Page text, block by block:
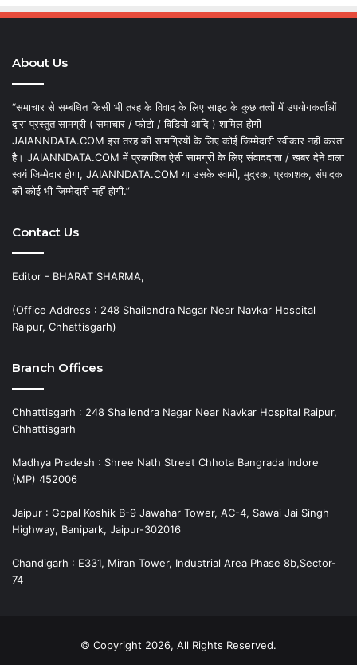
About Us
“समाचार से सम्बंधित किसी भी तरह के विवाद के लिए साइट के कुछ तत्वों में उपयोगकर्ताओं
द्वारा प्रस्तुत सामग्री ( समाचार / फोटो / विडियो आदि ) शामिल होगी
JAIANNDATA.COM इस तरह की सामग्रियों के लिए कोई जिम्मेदारी स्वीकार नहीं करता
है। JAIANNDATA.COM में प्रकाशित ऐसी सामग्री के लिए संवाददाता / खबर देने वाला
स्वयं जिम्मेदार होगा, JAIANNDATA.COM या उसके स्वामी, मुद्रक, प्रकाशक, संपादक
की कोई भी जिम्मेदारी नहीं होगी.”
Contact Us
Editor - BHARAT SHARMA,
(Office Address : 248 Shailendra Nagar Near Navkar Hospital
Raipur, Chhattisgarh)
Branch Offices
Chhattisgarh : 248 Shailendra Nagar Near Navkar Hospital Raipur,
Chhattisgarh
Madhya Pradesh : Shree Nath Street Chhota Bangrada Indore
(MP) 452006
Jaipur : Gopal Koshik B-9 Jawahar Tower, AC-4, Sawai Jai Singh
Highway, Banipark, Jaipur-302016
Chandigarh : E331, Miran Tower, Industrial Area Phase 8b,Sector-
74
© Copyright 2026, All Rights Reserved.